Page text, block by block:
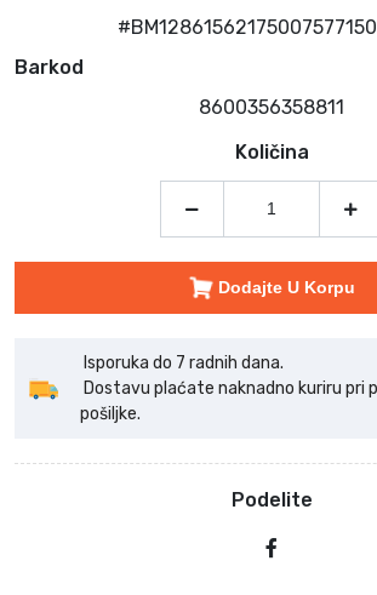
Barkod
8600356358811
Količina
Dodajte U Korpu
Isporuka do 7 radnih dana.
Dostavu plaćate naknadno kuriru pri
pošiljke.
Podelite